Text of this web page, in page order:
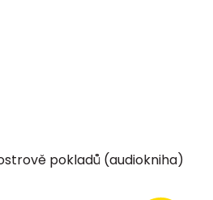
pokladů (audiokniha)